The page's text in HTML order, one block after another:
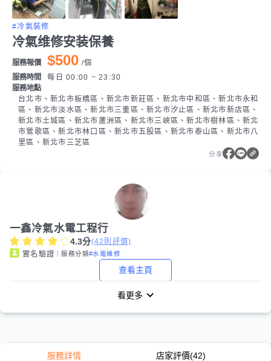
#冷氣裝修
冷氣维修安装保養
服務報價 $500 /個
服務時間
每日 00:00 ~ 23:30
服務地點
台北市、新北市板橋區、新北市新莊區、新北市中和區、新北市永和
區、新北市淡水區、新北市三重區、新北市汐止區、新北市新店區、
新北市土城區、新北市蘆洲區、新北市三峽區、新北市樹林區、新北
市鶯歌區、新北市林口區、新北市五股區、新北市泰山區、新北市八
里區、新北市三芝區
分享
一鑫冷氣水電工程行
4.3分(42 則評價)
實名驗證 ｜服務分類#水電維修
查看主頁
看更多
服務詳情 店家評價(42)